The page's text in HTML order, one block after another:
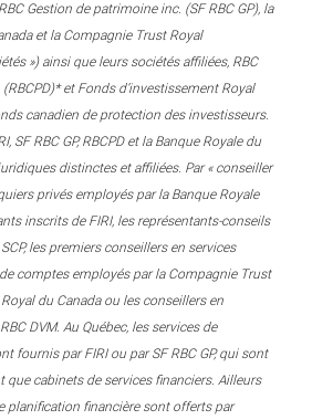
Gestion de patrimoine inc. (SF RBC GP), la
et la Compagnie Trust Royal
») ainsi que leurs sociétés affiliées, RBC
et Fonds d’investissement Royal
canadien de protection des investisseurs.
SF RBC GP, RBCPD et la Banque Royale du
distinctes et affiliées. Par « conseiller
privés employés par la Banque Royale
inscrits de FIRI, les représentants-conseils
les premiers conseillers en services
comptes employés par la Compagnie Trust
du Canada ou les conseillers en
DVM. Au Québec, les services de
fournis par FIRI ou par SF RBC GP, qui sont
que cabinets de services financiers. Ailleurs
planification financière sont offerts par